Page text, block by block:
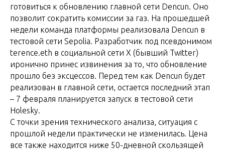
готовиться к обновлению главной сети Dencun. Оно
позволит сократить комиссии за газ. На прошедшей
недели команда платформы реализовала Dencun в
тестовой сети Sepolia. Разработчик под псевдонимом
terence.eth в социальной сети X (бывший Twitter)
иронично принес извинения за то, что обновление
прошло без эксцессов. Перед тем как Dencun будет
реализован в главной сети, остается последний этап
– 7 февраля планируется запуск в тестовой сети
Holesky.
С точки зрения технического анализа, ситуация с
прошлой недели практически не изменилась. Цена
все также находится ниже 50-дневной скользящей